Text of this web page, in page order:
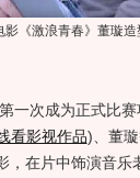
影《激浪青春》董璇造
次成为正式比赛
看影视作品) 、董
，在片中饰演音